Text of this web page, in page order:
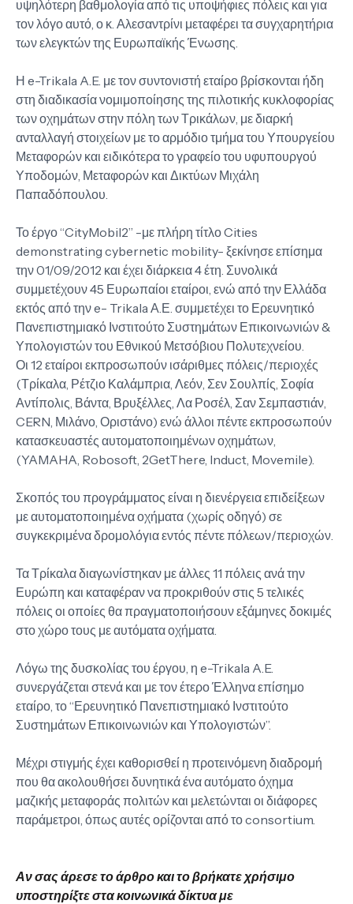
υψηλότερη βαθμολογία από τις υποψήφιες πόλεις και για
τον λόγο αυτό, ο κ. Αλεσαντρίνι μεταφέρει τα συγχαρητήρια
των ελεγκτών της Ευρωπαϊκής Ένωσης.
Η e-Trikala A.E. με τον συντονιστή εταίρο βρίσκονται ήδη
στη διαδικασία νομιμοποίησης της πιλοτικής κυκλοφορίας
των οχημάτων στην πόλη των Τρικάλων, με διαρκή
ανταλλαγή στοιχείων με το αρμόδιο τμήμα του Υπουργείου
Μεταφορών και ειδικότερα το γραφείο του υφυπουργού
Υποδομών, Μεταφορών και Δικτύων Μιχάλη
Παπαδόπουλου.
Το έργο “CityMobil2” -με πλήρη τίτλο Cities
demonstrating cybernetic mobility- ξεκίνησε επίσημα
την 01/09/2012 και έχει διάρκεια 4 έτη. Συνολικά
συμμετέχουν 45 Ευρωπαίοι εταίροι, ενώ από την Ελλάδα
εκτός από την e- Trikala Α.Ε. συμμετέχει το Ερευνητικό
Πανεπιστημιακό Ινστιτούτο Συστημάτων Επικοινωνιών &
Υπολογιστών του Εθνικού Μετσόβιου Πολυτεχνείου.
Οι 12 εταίροι εκπροσωπούν ισάριθμες πόλεις/περιοχές
(Τρίκαλα, Ρέτζιο Καλάμπρια, Λεόν, Σεν Σουλπίς, Σοφία
Αντίπολις, Βάντα, Βρυξέλλες, Λα Ροσέλ, Σαν Σεμπαστιάν,
CERN, Μιλάνο, Οριστάνο) ενώ άλλοι πέντε εκπροσωπούν
κατασκευαστές αυτοματοποιημένων οχημάτων,
(YAMAHA, Robosoft, 2GetThere, Induct, Movemile).
Σκοπός του προγράμματος είναι η διενέργεια επιδείξεων
με αυτοματοποιημένα οχήματα (χωρίς οδηγό) σε
συγκεκριμένα δρομολόγια εντός πέντε πόλεων/περιοχών.
Τα Τρίκαλα διαγωνίστηκαν με άλλες 11 πόλεις ανά την
Ευρώπη και καταφέραν να προκριθούν στις 5 τελικές
πόλεις οι οποίες θα πραγματοποιήσουν εξάμηνες δοκιμές
στο χώρο τους με αυτόματα οχήματα.
Λόγω της δυσκολίας του έργου, η e-Trikala A.E.
συνεργάζεται στενά και με τον έτερο Έλληνα επίσημο
εταίρο, το “Ερευνητικό Πανεπιστημιακό Ινστιτούτο
Συστημάτων Επικοινωνιών και Υπολογιστών”.
Μέχρι στιγμής έχει καθορισθεί η προτεινόμενη διαδρομή
που θα ακολουθήσει δυνητικά ένα αυτόματο όχημα
μαζικής μεταφοράς πολιτών και μελετώνται οι διάφορες
παράμετροι, όπως αυτές ορίζονται από το consortium.
Αν σας άρεσε το άρθρο και το βρήκατε χρήσιμο
υποστηρίξτε στα κοινωνικά δίκτυα με